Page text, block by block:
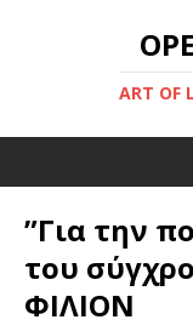
ART OF
”Για την
του
ΦΙΛΙΟΝ